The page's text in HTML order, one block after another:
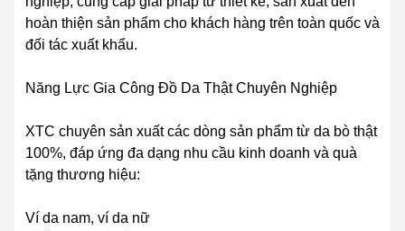
hoàn thiện sản phẩm cho khách hàng trên toàn quốc và
đối tác xuất khẩu.
Năng Lực Gia Công Đồ Da Thật Chuyên Nghiệp
XTC chuyên sản xuất các dòng sản phẩm từ da bò thật
100%, đáp ứng đa dạng nhu cầu kinh doanh và quà
tặng thương hiệu:
Ví da nam, ví da nữ